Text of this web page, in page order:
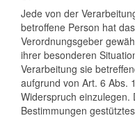
Jede von der
betroffene Person hat
Verordnungsgeber
ihrer besonderen
Verarbeitung sie
aufgrund von Art. 6 Abs.
Widerspruch einzulegen.
Bestimmungen